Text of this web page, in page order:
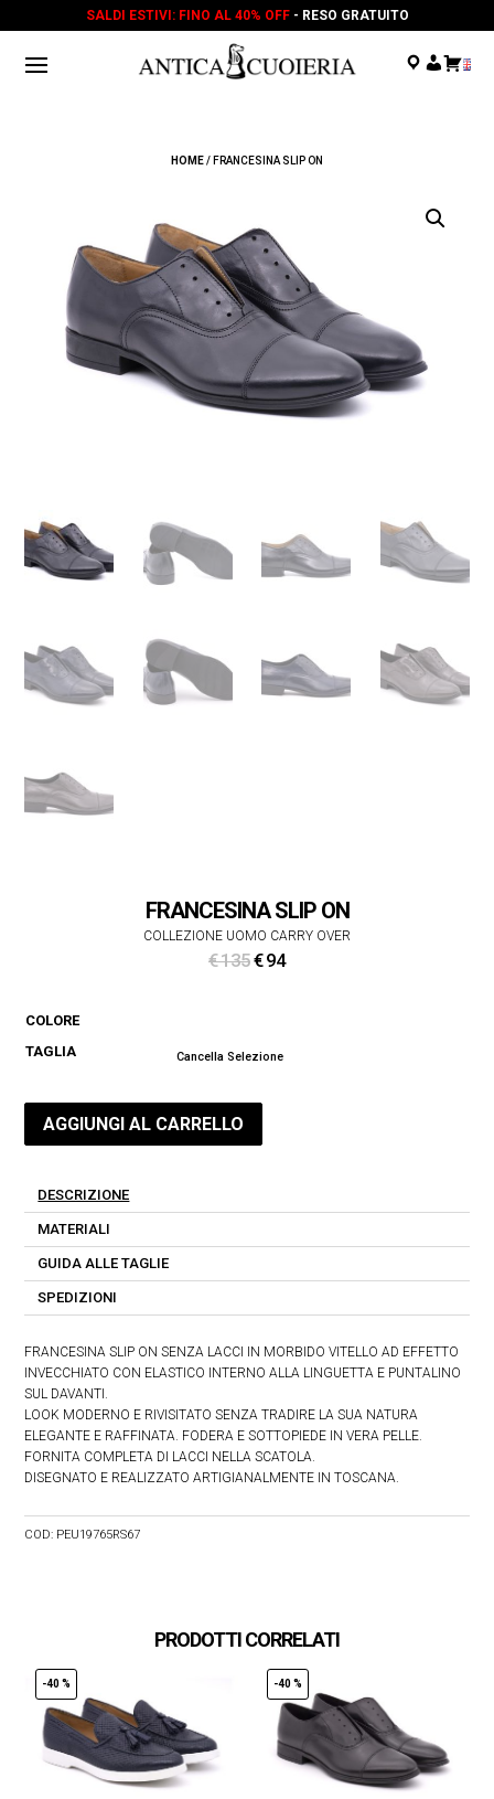
SALDI ESTIVI: FINO AL 40% OFF- RESO GRATUITO
. . .
HOME/ FRANCESINA SLIP ON
FRANCESINA SLIP ON
COLLEZIONE UOMO CARRY OVER
€135Il
€ 135.
€94Il
COLORE
TAGLIA
Cancella Selezione
AGGIUNGI AL CARRELLO
DESCRIZIONE
MATERIALI
GUIDA ALLE TAGLIE
SPEDIZIONI
FRANCESINA SLIP ON SENZA LACCI IN MORBIDO VITELLO AD EFFETTO
INVECCHIATO CON ELASTICO INTERNO ALLA LINGUETTA E PUNTALINO
SUL DAVANTI.
LOOK MODERNO E RIVISITATO SENZA TRADIRE LA SUA NATURA
ELEGANTE E RAFFINATA. FODERA E SOTTOPIEDE IN VERA PELLE.
FORNITA COMPLETA DI LACCI NELLA SCATOLA.
DISEGNATO E REALIZZATO ARTIGIANALMENTE IN TOSCANA.
COD: PEU19765RS67
PRODOTTI CORRELATI
-40 % -40 %